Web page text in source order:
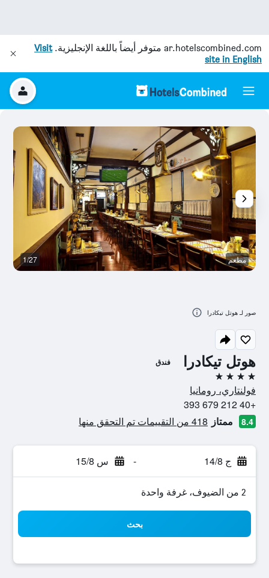
ar.hotelscombined.com متوفر أيضاً باللغة الإنجليزية.Visit
site in English
هوتل تيكادرا فندق
4 نجوم
فولنتاري، رومانيا
+40 212 679 393
8.4 ممتاز 418 من التقييمات تم التحقق منها
ج 14/8 - س 15/8
2 من الضيوف، غرفة واحدة
بحث
مطعم 1/27
صور لـ هوتل تيكادرا